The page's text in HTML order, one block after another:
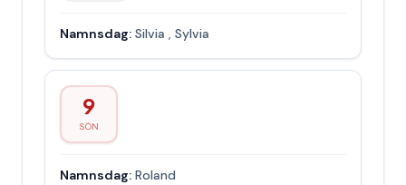
Namnsdag: Silvia , Sylvia
9
SÖN
Namnsdag: Roland